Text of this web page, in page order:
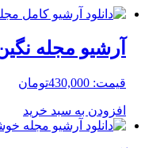
آرشیو مجله
قیمت: 430,000تومان
افزودن به سبد خرید